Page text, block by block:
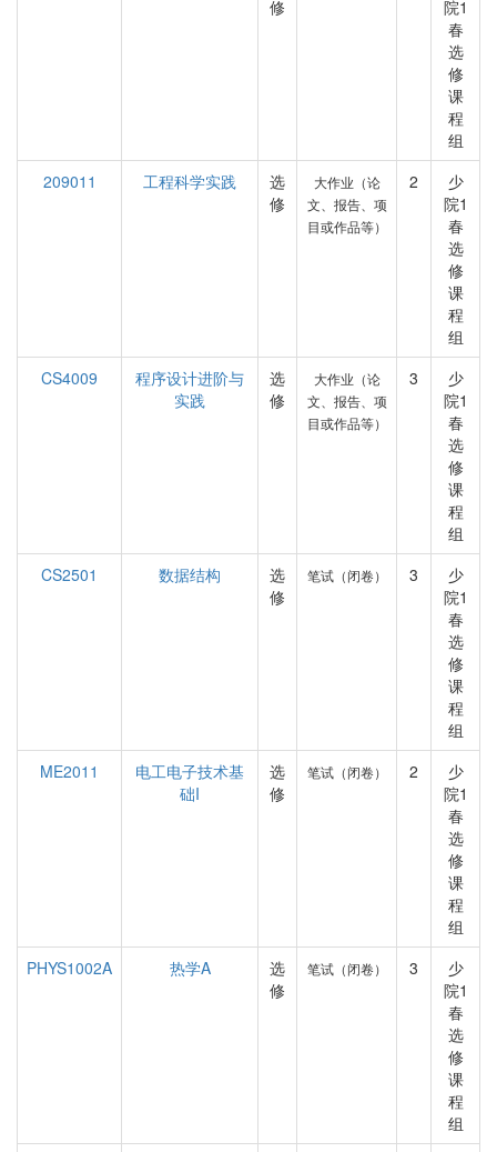
修
院1
春
选
修
课
程
组
209011
工程科学实践
选
修
大作业（论
文、报告、项
目或作品等）
2
少
院1
春
选
修
课
程
组
CS4009
程序设计进阶与
实践
选
修
大作业（论
文、报告、项
目或作品等）
3
少
院1
春
选
修
课
程
组
CS2501
数据结构
选
修
笔试（闭卷） 3
少
院1
春
选
修
课
程
组
ME2011
电工电子技术基
础I
选
修
笔试（闭卷） 2
少
院1
春
选
修
课
程
组
PHYS1002A
热学A
选
修
笔试（闭卷） 3
少
院1
春
选
修
课
程
组